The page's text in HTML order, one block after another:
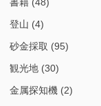
書籍 (48)
登山 (4)
砂金採取 (95)
観光地 (30)
金属探知機 (2)